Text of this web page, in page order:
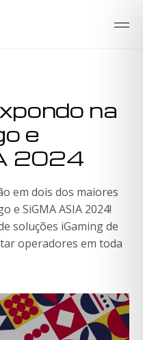
na
e
2024
em dois dos maiores
e SiGMA ASIA 2024!
soluções iGaming de
operadores em toda